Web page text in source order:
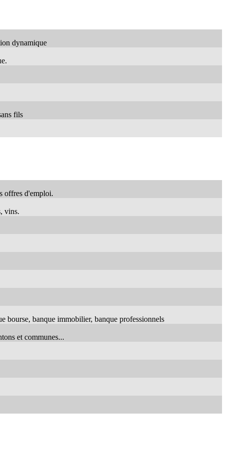
dynamique
fils
offres d'emploi.
vins.
bourse, banque immobilier, banque professionnels
et communes...